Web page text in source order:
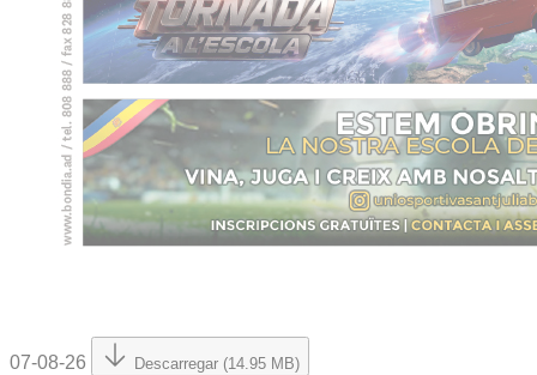
07-08-26 Descarregar (14.95 MB)